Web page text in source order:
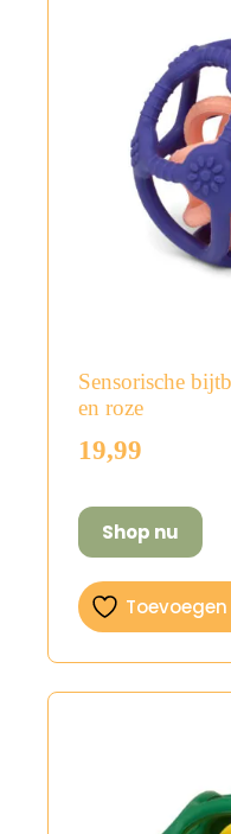
Sensorische
en roze
19,99
Shop nu